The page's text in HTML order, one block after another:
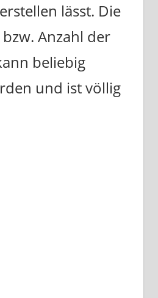
lässt. Die
Anzahl der
beliebig
und ist völlig